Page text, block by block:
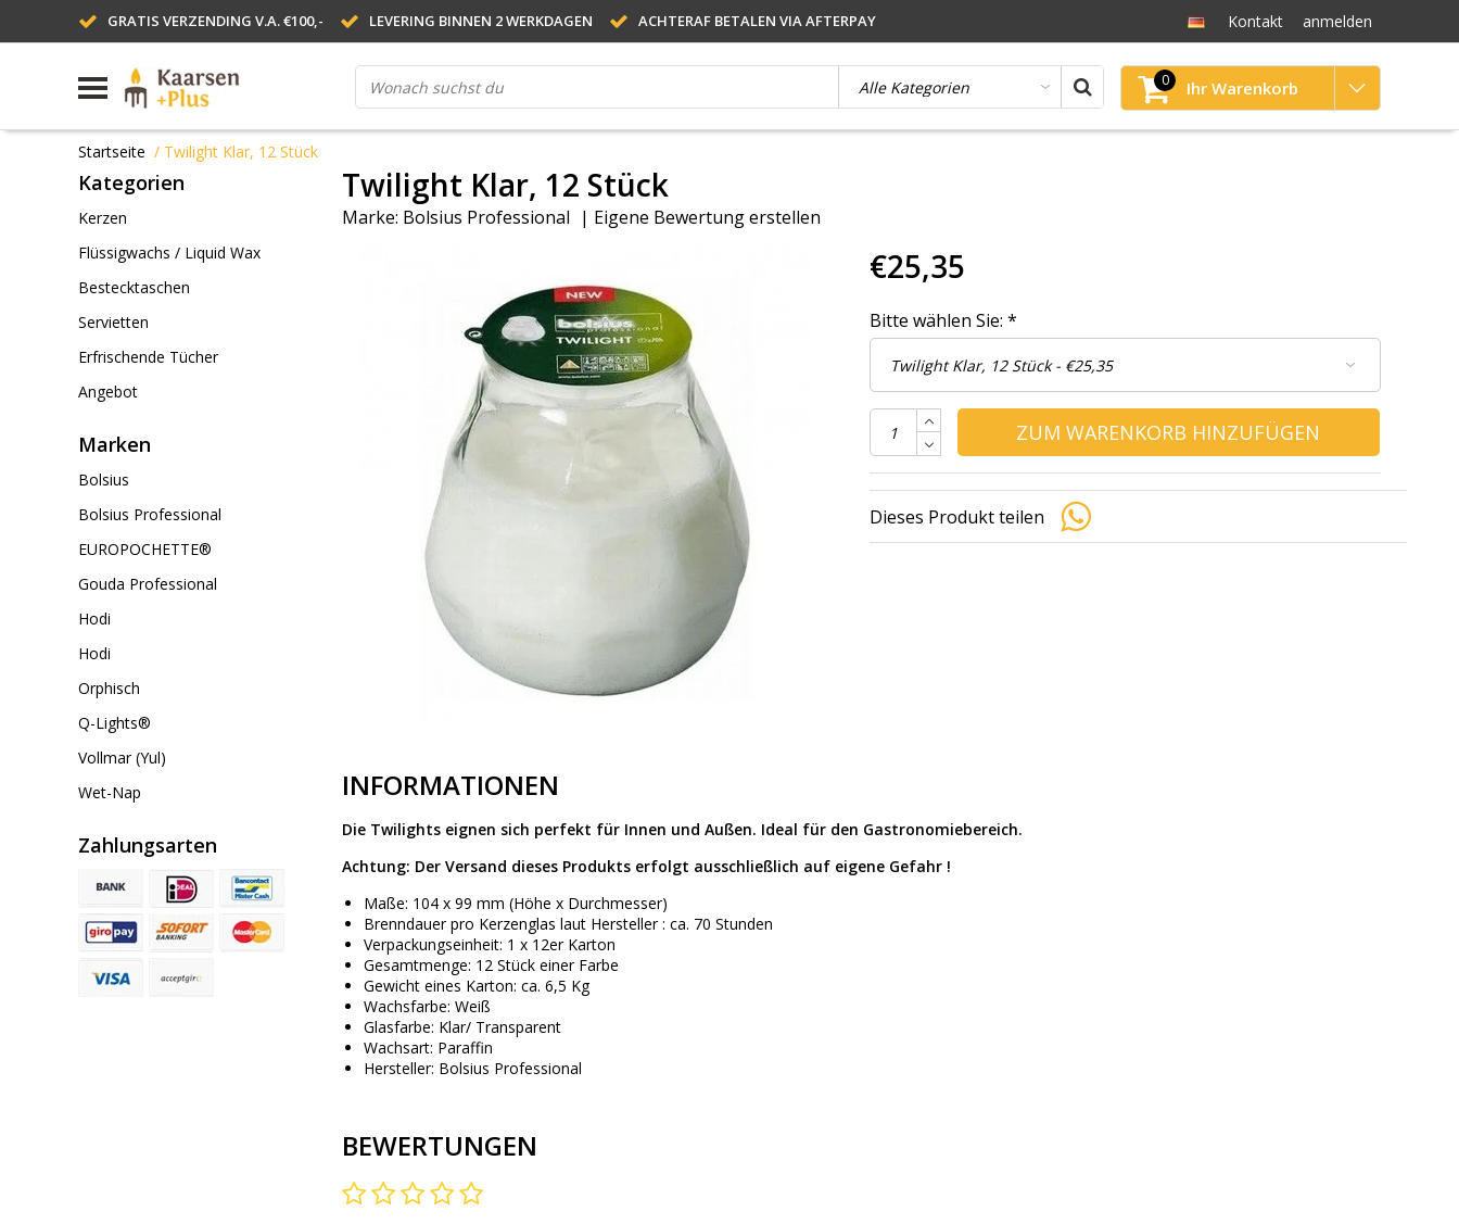
GRATIS VERZENDING V.A. €100,- LEVERING BINNEN 2 WERKDAGEN ACHTERAF BETALEN VIA AFTERPAY Kontakt anmelden
0 Ihr Warenkorb
Startseite / Twilight Klar, 12 Stück
Kategorien
Kerzen
Flüssigwachs / Liquid Wax
Bestecktaschen
Servietten
Erfrischende Tücher
Angebot
Marken
Bolsius
Bolsius Professional
EUROPOCHETTE®
Gouda Professional
Hodi
Hodi
Orphisch
Q-Lights®
Vollmar (Yul)
Wet-Nap
Zahlungsarten
Twilight Klar, 12 Stück
Marke: Bolsius Professional | Eigene Bewertung erstellen
€25,35
Bitte wählen Sie: *
ZUM WARENKORB HINZUFÜGEN
Dieses Produkt teilen
INFORMATIONEN
Die Twilights eignen sich perfekt für Innen und Außen. Ideal für den Gastronomiebereich.
Achtung: Der Versand dieses Produkts erfolgt ausschließlich auf eigene Gefahr !
Maße: 104 x 99 mm (Höhe x Durchmesser)
Brenndauer pro Kerzenglas laut Hersteller : ca. 70 Stunden
Verpackungseinheit: 1 x 12er Karton
Gesamtmenge: 12 Stück einer Farbe
Gewicht eines Karton: ca. 6,5 Kg
Wachsfarbe: Weiß
Glasfarbe: Klar/ Transparent
Wachsart: Paraffin
Hersteller: Bolsius Professional
BEWERTUNGEN